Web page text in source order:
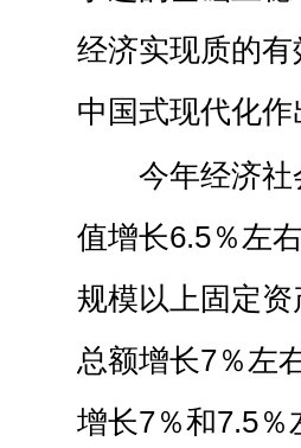
经济实现质的
中国式现代化作
今年经济
值增长6.5％左
规模以上固定
总额增长7％左
增长7％和7.5％